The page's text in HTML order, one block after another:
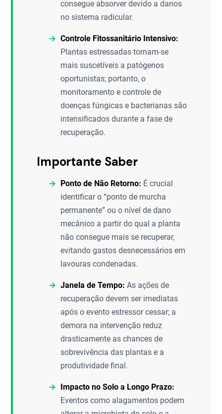
consegue absorver devido a danos
no sistema radicular.
Controle Fitossanitário Intensivo:
Plantas estressadas tornam-se
mais suscetíveis a patógenos
oportunistas; portanto, o
monitoramento e controle de
doenças fúngicas e bacterianas são
intensificados durante a fase de
recuperação.
Importante Saber
Ponto de Não Retorno: É crucial
identificar o “ponto de murcha
permanente” ou o nível de dano
mecânico a partir do qual a planta
não consegue mais se recuperar,
evitando gastos desnecessários em
lavouras condenadas.
Janela de Tempo: As ações de
recuperação devem ser imediatas
após o evento estressor cessar; a
demora na intervenção reduz
drasticamente as chances de
sobrevivência das plantas e a
produtividade final.
Impacto no Solo a Longo Prazo:
Eventos como alagamentos podem